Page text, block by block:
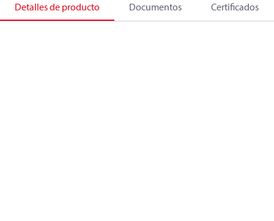
Detalles de producto Documentos Certificados